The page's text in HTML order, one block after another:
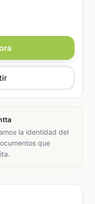
la identidad del
que